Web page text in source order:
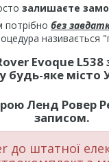
залишаєте
потрібно без
називається
Evoque L538
яке місто
Ленд Ровер
записом.
до штатної